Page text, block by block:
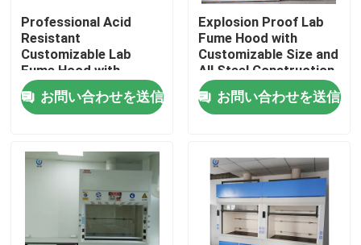
ホーム
VRショー
Professional Acid
Resistant
Customizable Lab
Fume Hood with
Seven-inch LCD Touch
Screen
お問い合わせを送信
Explosion Proof Lab
Fume Hood with
Customizable Size and
All Steel Construction
for Safe Chemical
Handling
お問い合わせを送信